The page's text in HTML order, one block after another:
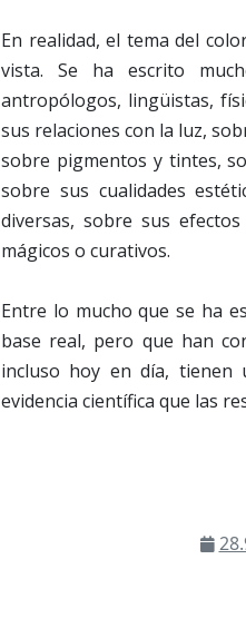
En realidad, el tema del
vista. Se ha escrito
antropólogos, lingüistas,
sus relaciones con la luz,
sobre pigmentos y tintes,
sobre sus cualidades
diversas, sobre sus
mágicos o curativos.
Entre lo mucho que se ha
base real, pero que han
incluso hoy en día, tienen
evidencia científica que las